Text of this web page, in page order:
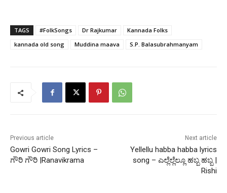
TAGS #FolkSongs Dr Rajkumar
Kannada Folks
kannada old song
Muddina maava S.P. Balasubrahmanyam
Previous article
Gowri Gowri Song Lyrics –
ಗೌರಿ ಗೌರಿ |Ranavikrama
Next article
Yellellu habba habba lyrics
song – ಎಲ್ಲೆಲ್ಲೆಲ್ಲೂ ಹಬ್ಬ ಹಬ್ಬ |
Rishi